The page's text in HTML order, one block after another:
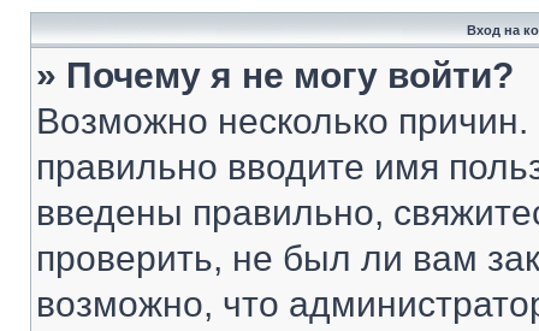
Вход на
» Почему я не могу войти?
Возможно несколько
правильно вводите имя
введены правильно,
проверить, не был ли вам
возможно, что